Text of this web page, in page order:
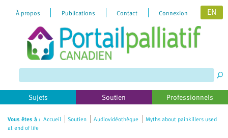
website
includes
an
accessibility
system.
À propos Publications Contact Connexion EN
Sujets Soutien Professionnels
Vous êtes à : Accueil Soutien Audiovidéothèque
Myths about painkillers used
at end of life